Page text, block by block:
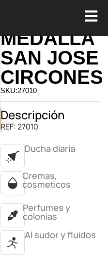
MEDALLA
SAN JOSE
CIRCONES
SKU:27010
Descripción
REF: 27010
Ducha diaria
Cremas,
cosmeticos
Perfumes y
colonias
Al sudor y fluidos